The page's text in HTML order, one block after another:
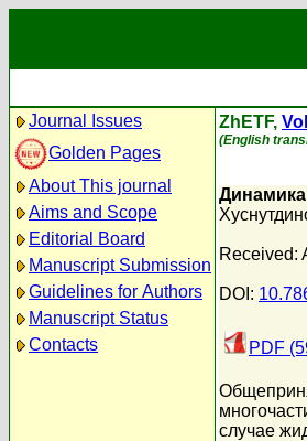
Journal Issues
Golden Pages
About This journal
Aims and Scope
Editorial Board
Manuscript Submission
Guidelines for Authors
Manuscript Status
Contacts
ZhETF,
(English
Received:
DOI:
PDF
случае